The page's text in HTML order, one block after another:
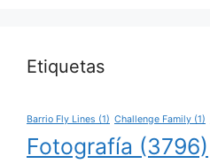
Etiquetas
Barrio Fly Lines (1) Challenge Family (1)
Fotografía (3796)